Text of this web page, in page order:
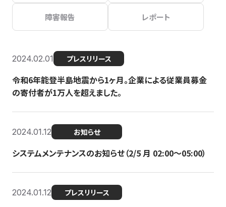
障害報告 レポート
2024.02.01 プレスリリース
令和6年能登半島地震から1ヶ月。企業による従業員募金
の寄付者が1万人を超えました。
2024.01.12 お知らせ
システムメンテナンスのお知らせ（2/5 月 02:00〜05:00）
2024.01.12 プレスリリース